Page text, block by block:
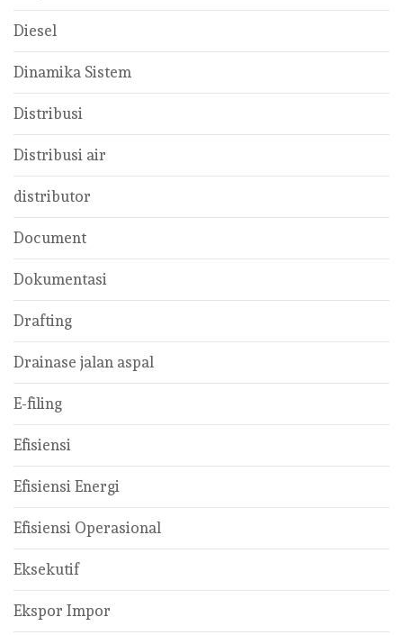
Diesel
Dinamika Sistem
Distribusi
Distribusi air
distributor
Document
Dokumentasi
Drafting
Drainase jalan aspal
E-filing
Efisiensi
Efisiensi Energi
Efisiensi Operasional
Eksekutif
Ekspor Impor